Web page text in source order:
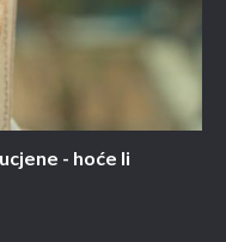
- hoće li